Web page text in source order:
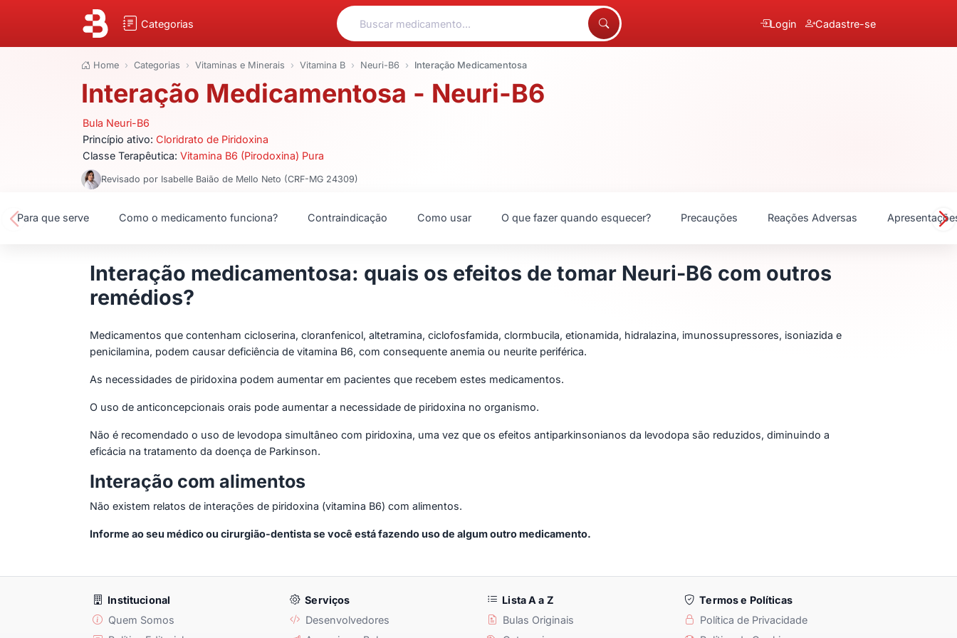
Categorias Login Cadastre-se
Home Categorias Vitaminas e Minerais Vitamina B Neuri-B6 Interação Medicamentosa
Interação Medicamentosa - Neuri-B6
Bula Neuri-B6
Princípio ativo:Cloridrato de Piridoxina
Classe Terapêutica:Vitamina B6 (Pirodoxina) Pura
Revisado por Isabelle Baião de Mello Neto (CRF-MG 24309)
Para que serve Como o medicamento funciona? Contraindicação Como usar O que fazer quando esquecer? Precauções Reações Adversas
Interação medicamentosa: quais os efeitos de tomar Neuri-B6 com outros
remédios?
Medicamentos que contenham cicloserina, cloranfenicol, altetramina, ciclofosfamida, clormbucila, etionamida, hidralazina, imunossupressores, isoniazida e
penicilamina, podem causar deficiência de vitamina B6, com consequente anemia ou neurite periférica.
As necessidades de piridoxina podem aumentar em pacientes que recebem estes medicamentos.
O uso de anticoncepcionais orais pode aumentar a necessidade de piridoxina no organismo.
Não é recomendado o uso de levodopa simultâneo com piridoxina, uma vez que os efeitos antiparkinsonianos da levodopa são reduzidos, diminuindo a
eficácia na tratamento da doença de Parkinson.
Interação com alimentos
Não existem relatos de interações de piridoxina (vitamina B6) com alimentos.
Informe ao seu médico ou cirurgião-dentista se você está fazendo uso de algum outro medicamento.
Institucional
Quem Somos
Serviços
Desenvolvedores
Lista A a Z
Bulas Originais
Termos e Políticas
Política de Privacidade